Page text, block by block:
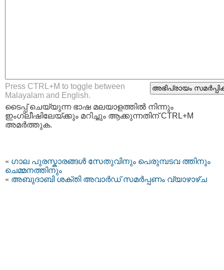
Press CTRL+M to toggle between
Malayalam and English.
ടൈപ്പ്‌ ചെയ്യുന്ന ഭാഷ മലയാളത്തില്‍ നിന്നും
ഇംഗ്ലീഷിലേയ്ക്കും മറിച്ചും ആക്കുന്നതിന് CTRL+M
അമര്‍ത്തുക.
« ഗാല പുരസ്കാരങ്ങള്‍ സേതുവിനും പെരുമ്പടവ ത്തിനും
ചെമ്മനത്തിനും
« അബുദാബി ശക്തി അവാര്‍ഡ് സമര്‍പ്പണം വ്യാഴാഴ്ച